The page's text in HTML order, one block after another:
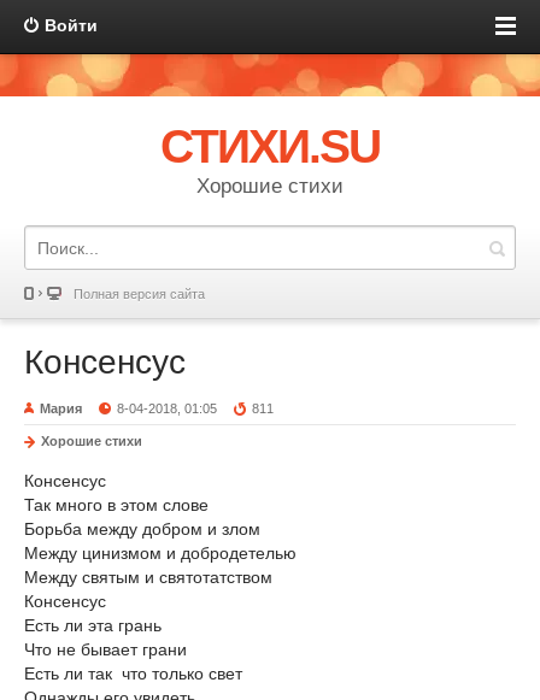
Войти
СТИХИ.SU
Хорошие стихи
Полная версия сайта
Консенсус
Мария 8-04-2018, 01:05 811
Хорошие стихи
Консенсус
Так много в этом слове
Борьба между добром и злом
Между цинизмом и добродетелью
Между святым и святотатством
Консенсус
Есть ли эта грань
Что не бывает грани
Есть ли так что только свет